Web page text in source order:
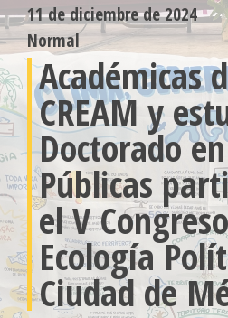
11 de diciembre de 2024
Normal
Académicas
CREAM y
Doctorado
Públicas
el V
Ecología
Ciudad de